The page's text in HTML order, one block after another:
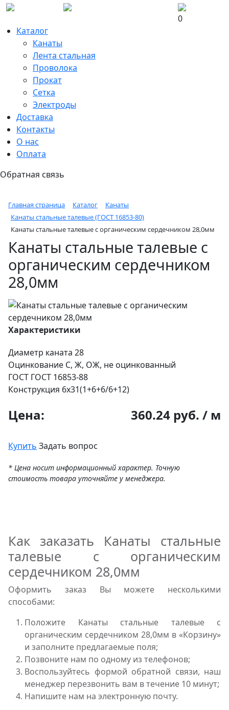
0
Каталог
Канаты
Лента стальная
Проволока
Прокат
Сетка
Электроды
Доставка
Контакты
О нас
Оплата
Обратная связь
Главная страница Каталог
Канаты
Канаты стальные талевые (ГОСТ 16853-80)
Канаты стальные талевые с органическим сердечником 28,0мм
Канаты стальные талевые с
органическим сердечником
28,0мм
Характеристики
Диаметр каната 28
Оцинкование С, Ж, ОЖ, не оцинкованный
ГОСТ ГОСТ 16853-88
Конструкция 6х31(1+6+6/6+12)
Цена: 360.24 руб. / м
Купить Задать вопрос
* Цена носит информационный характер. Точную
стоимость товара уточняйте у менеджера.
Как заказать Канаты стальные
талевые с органическим
сердечником 28,0мм
Оформить заказ Вы можете несколькими
способами:
Положите Канаты стальные талевые с
органическим сердечником 28,0мм в «Корзину»
и заполните предлагаемые поля;
Позвоните нам по одному из телефонов;
Воспользуйтесь формой обратной связи, наш
менеджер перезвонить вам в течение 10 минут;
Напишите нам на электронную почту.